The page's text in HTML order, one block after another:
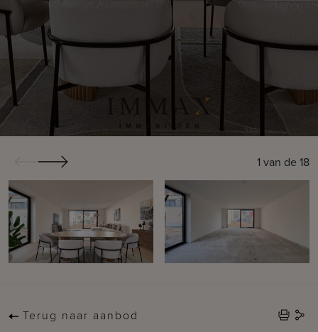
1 van de18
Terug naar aanbod